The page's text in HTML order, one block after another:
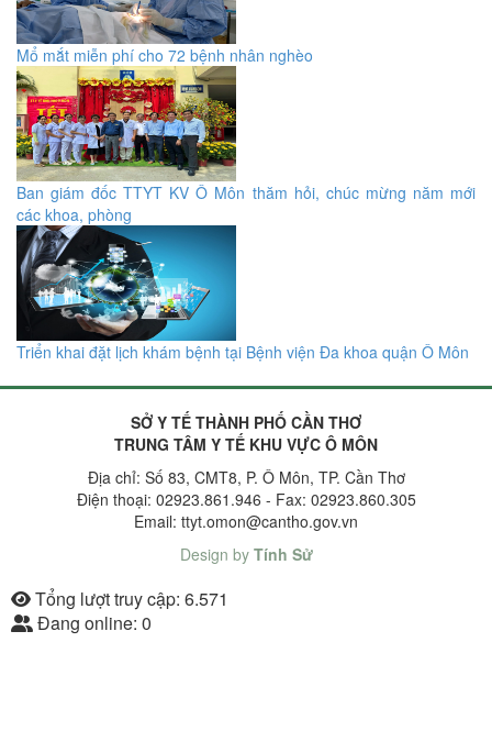
Mổ mắt miễn phí cho 72 bệnh nhân nghèo
Ban giám đốc TTYT KV Ô Môn thăm hỏi, chúc mừng năm mới
các khoa, phòng
Triển khai đặt lịch khám bệnh tại Bệnh viện Đa khoa quận Ô Môn
SỞ Y TẾ THÀNH PHỐ CẦN THƠ
TRUNG TÂM Y TẾ KHU VỰC Ô MÔN
Địa chỉ: Số 83, CMT8, P. Ô Môn, TP. Cần Thơ
Điện thoại: 02923.861.946 - Fax: 02923.860.305
Email: ttyt.omon@cantho.gov.vn
Design by Tính Sử
Tổng lượt truy cập: 6.571
Đang online: 0